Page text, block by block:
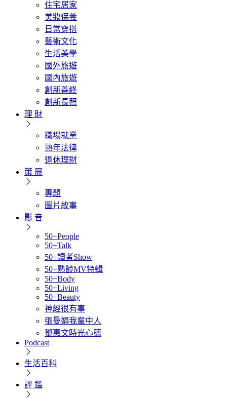
住宅居家
美妝保養
日常穿搭
藝術文化
生活美學
國外旅遊
國內旅遊
創新善終
創新長照
理 財
職場就業
熟年法律
退休理財
策 展
專題
圖片故事
影 音
50+People
50+Talk
50+讀者Show
50+熟齡MV特輯
50+Body
50+Living
50+Beauty
神經很有事
張曼娟我輩中人
鄧惠文時光心蘊
Podcast
生活百科
評 鑑